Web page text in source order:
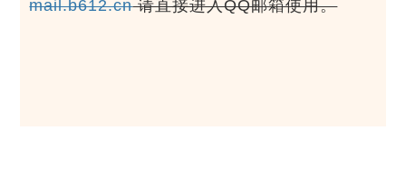
mail.b612.cn请直接进入QQ邮箱使用。